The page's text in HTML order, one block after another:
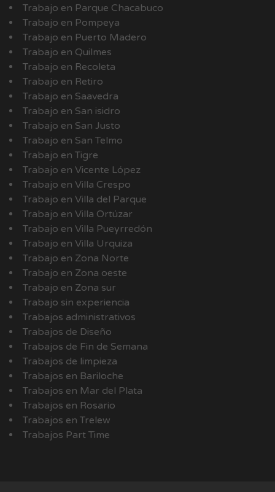
Trabajo en Parque Chacabuco
Trabajo en Pompeya
Trabajo en Puerto Madero
Trabajo en Quilmes
Trabajo en Recoleta
Trabajo en Retiro
Trabajo en Saavedra
Trabajo en San isidro
Trabajo en San Justo
Trabajo en San Telmo
Trabajo en Tigre
Trabajo en Vicente López
Trabajo en Villa Crespo
Trabajo en Villa del Parque
Trabajo en Villa Ortúzar
Trabajo en Villa Pueyrredón
Trabajo en Villa Urquiza
Trabajo en Zona Norte
Trabajo en Zona oeste
Trabajo en Zona sur
Trabajo sin experiencia
Trabajos administrativos
Trabajos de Diseño
Trabajos de Fin de Semana
Trabajos de limpieza
Trabajos en Bariloche
Trabajos en Mar del Plata
Trabajos en Rosario
Trabajos en Trelew
Trabajos Part Time